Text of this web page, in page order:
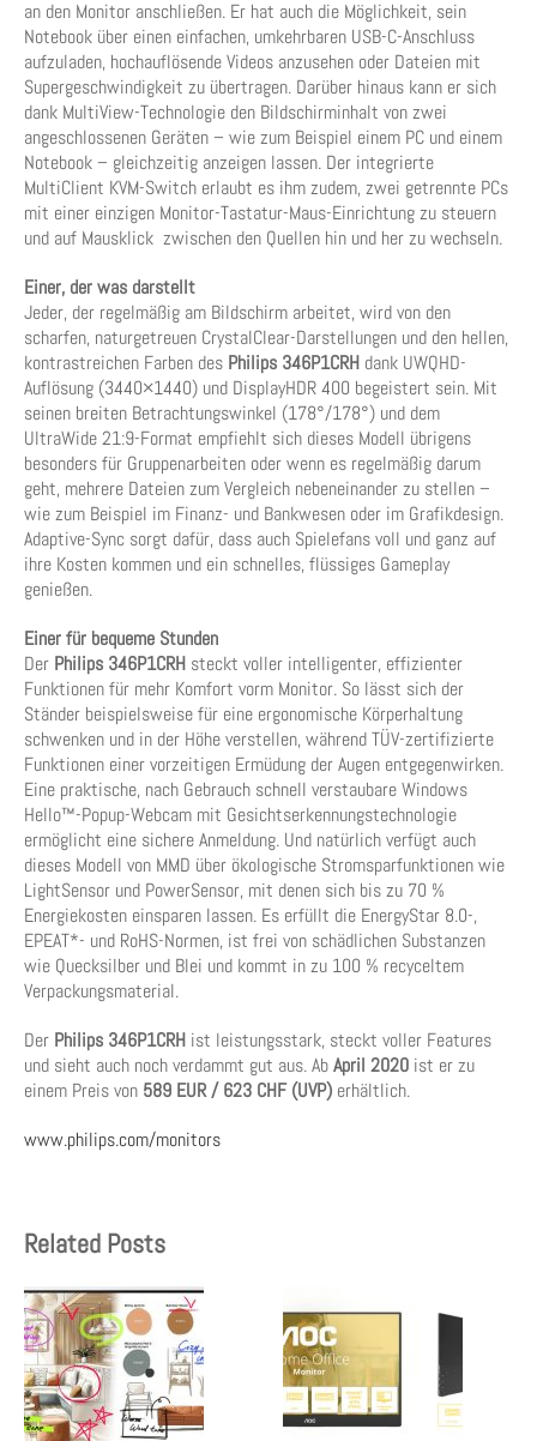
an den Monitor anschließen. Er hat auch die Möglichkeit, sein
Notebook über einen einfachen, umkehrbaren USB-C-Anschluss
aufzuladen, hochauflösende Videos anzusehen oder Dateien mit
Supergeschwindigkeit zu übertragen. Darüber hinaus kann er sich
dank MultiView-Technologie den Bildschirminhalt von zwei
angeschlossenen Geräten – wie zum Beispiel einem PC und einem
Notebook – gleichzeitig anzeigen lassen. Der integrierte
MultiClient KVM-Switch erlaubt es ihm zudem, zwei getrennte PCs
mit einer einzigen Monitor-Tastatur-Maus-Einrichtung zu steuern
und auf Mausklick zwischen den Quellen hin und her zu wechseln.
Einer, der was darstellt
Jeder, der regelmäßig am Bildschirm arbeitet, wird von den
scharfen, naturgetreuen CrystalClear-Darstellungen und den hellen,
kontrastreichen Farben des Philips 346P1CRH dank UWQHD-
Auflösung (3440×1440) und DisplayHDR 400 begeistert sein. Mit
seinen breiten Betrachtungswinkel (178°/178°) und dem
UltraWide 21:9-Format empfiehlt sich dieses Modell übrigens
besonders für Gruppenarbeiten oder wenn es regelmäßig darum
geht, mehrere Dateien zum Vergleich nebeneinander zu stellen –
wie zum Beispiel im Finanz- und Bankwesen oder im Grafikdesign.
Adaptive-Sync sorgt dafür, dass auch Spielefans voll und ganz auf
ihre Kosten kommen und ein schnelles, flüssiges Gameplay
genießen.
Einer für bequeme Stunden
Der Philips 346P1CRH steckt voller intelligenter, effizienter
Funktionen für mehr Komfort vorm Monitor. So lässt sich der
Ständer beispielsweise für eine ergonomische Körperhaltung
schwenken und in der Höhe verstellen, während TÜV-zertifizierte
Funktionen einer vorzeitigen Ermüdung der Augen entgegenwirken.
Eine praktische, nach Gebrauch schnell verstaubare Windows
Hello™-Popup-Webcam mit Gesichtserkennungstechnologie
ermöglicht eine sichere Anmeldung. Und natürlich verfügt auch
dieses Modell von MMD über ökologische Stromsparfunktionen wie
LightSensor und PowerSensor, mit denen sich bis zu 70 %
Energiekosten einsparen lassen. Es erfüllt die EnergyStar 8.0-,
EPEAT*- und RoHS-Normen, ist frei von schädlichen Substanzen
wie Quecksilber und Blei und kommt in zu 100 % recyceltem
Verpackungsmaterial.
Der Philips 346P1CRH ist leistungsstark, steckt voller Features
und sieht auch noch verdammt gut aus. AbApril 2020 ist er zu
einem Preis von 589 EUR / 623 CHF (UVP) erhältlich.
www.philips.com/monitors
Related Posts